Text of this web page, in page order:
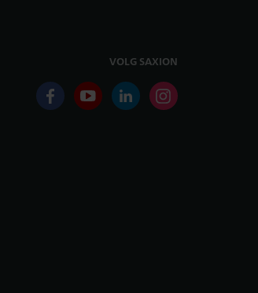
VOLG SAXION
facebookyoutubelinkedininstagram